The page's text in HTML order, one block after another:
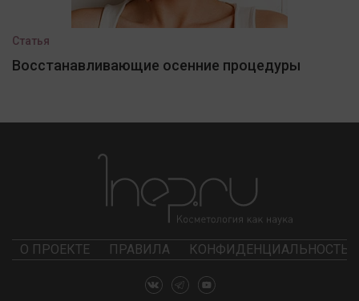
Статья
Восстанавливающие осенние процедуры
О ПРОЕКТЕ ПРАВИЛА КОНФИДЕНЦИАЛЬНОСТЬ